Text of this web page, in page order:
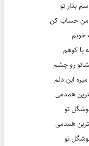
بذار تو
من حساب کن
خوبم
پا کوهم
رو چشم
این دلم
همدمی
تو
همدمی
تو